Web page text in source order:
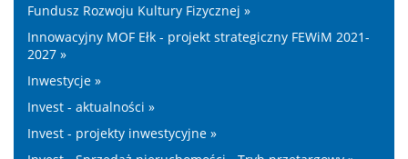
Fundusz Rozwoju Kultury Fizycznej »
Innowacyjny MOF Ełk - projekt strategiczny FEWiM 2021-
2027 »
Inwestycje »
Invest - aktualności »
Invest - projekty inwestycyjne »